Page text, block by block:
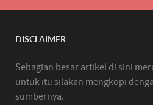
DISCLAIMER
Sebagian besar artikel di sini
untuk itu silakan mengkopi
sumbernya.